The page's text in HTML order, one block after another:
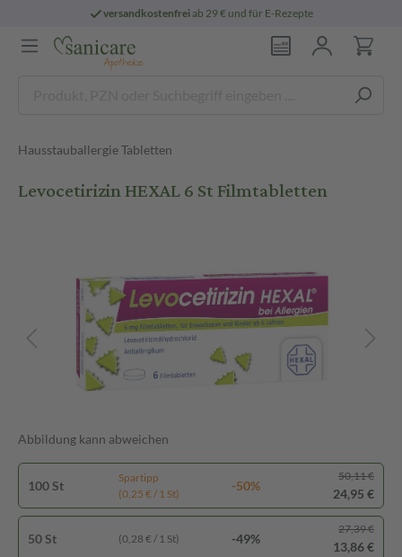
versandkostenfreiab 29 € und für E-Rezepte
Hausstauballergie Tabletten
Levocetirizin HEXAL 6 St Filmtabletten
Abbildung kann abweichen
100 St
Spartipp
(0,25 € / 1 St)
-50%
50,11 €
24,95 €
50 St (0,28 € / 1 St) -49%
27,39 €
13,86 €